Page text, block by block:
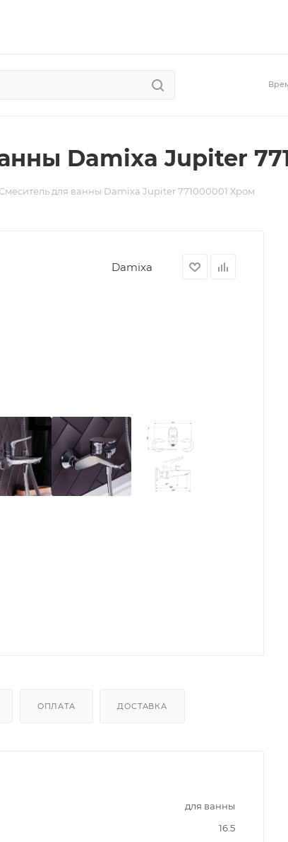
Damixa Jupiter
Смеситель для ванны Damixa Jupiter 771000001 Хром
Damixa
ОПЛАТА ДОСТАВКА
для ванны
16.5